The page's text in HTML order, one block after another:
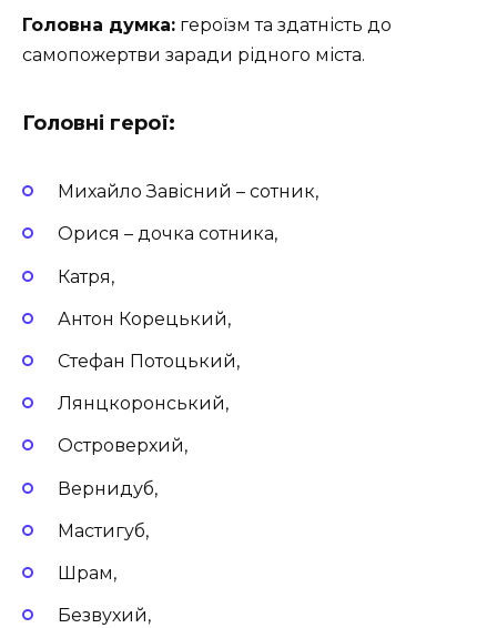
Головна думка: героїзм та здатність до
самопожертви заради рідного міста.
Головні герої:
Михайло Завісний – сотник,
Орися – дочка сотника,
Катря,
Антон Корецький,
Стефан Потоцький,
Лянцкоронський,
Островерхий,
Вернидуб,
Мастигуб,
Шрам,
Безвухий,